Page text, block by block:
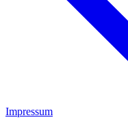
Impressum